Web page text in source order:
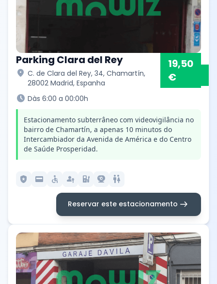
Parking Clara del Rey
location_on C. de Clara del Rey, 34, Chamartín,
28002 Madrid, Espanha
19,50
€
schedule Dàs 6:00 a 00:00h
Estacionamento subterrâneo com videovigilância no
bairro de Chamartín, a apenas 10 minutos do
Intercambiador da Avenida de América e do Centro
de Saúde Prosperidad.
local_police credit_card accessible passkey ev_station camera_video wc
Reservar este estacionamento arrow_right_alt